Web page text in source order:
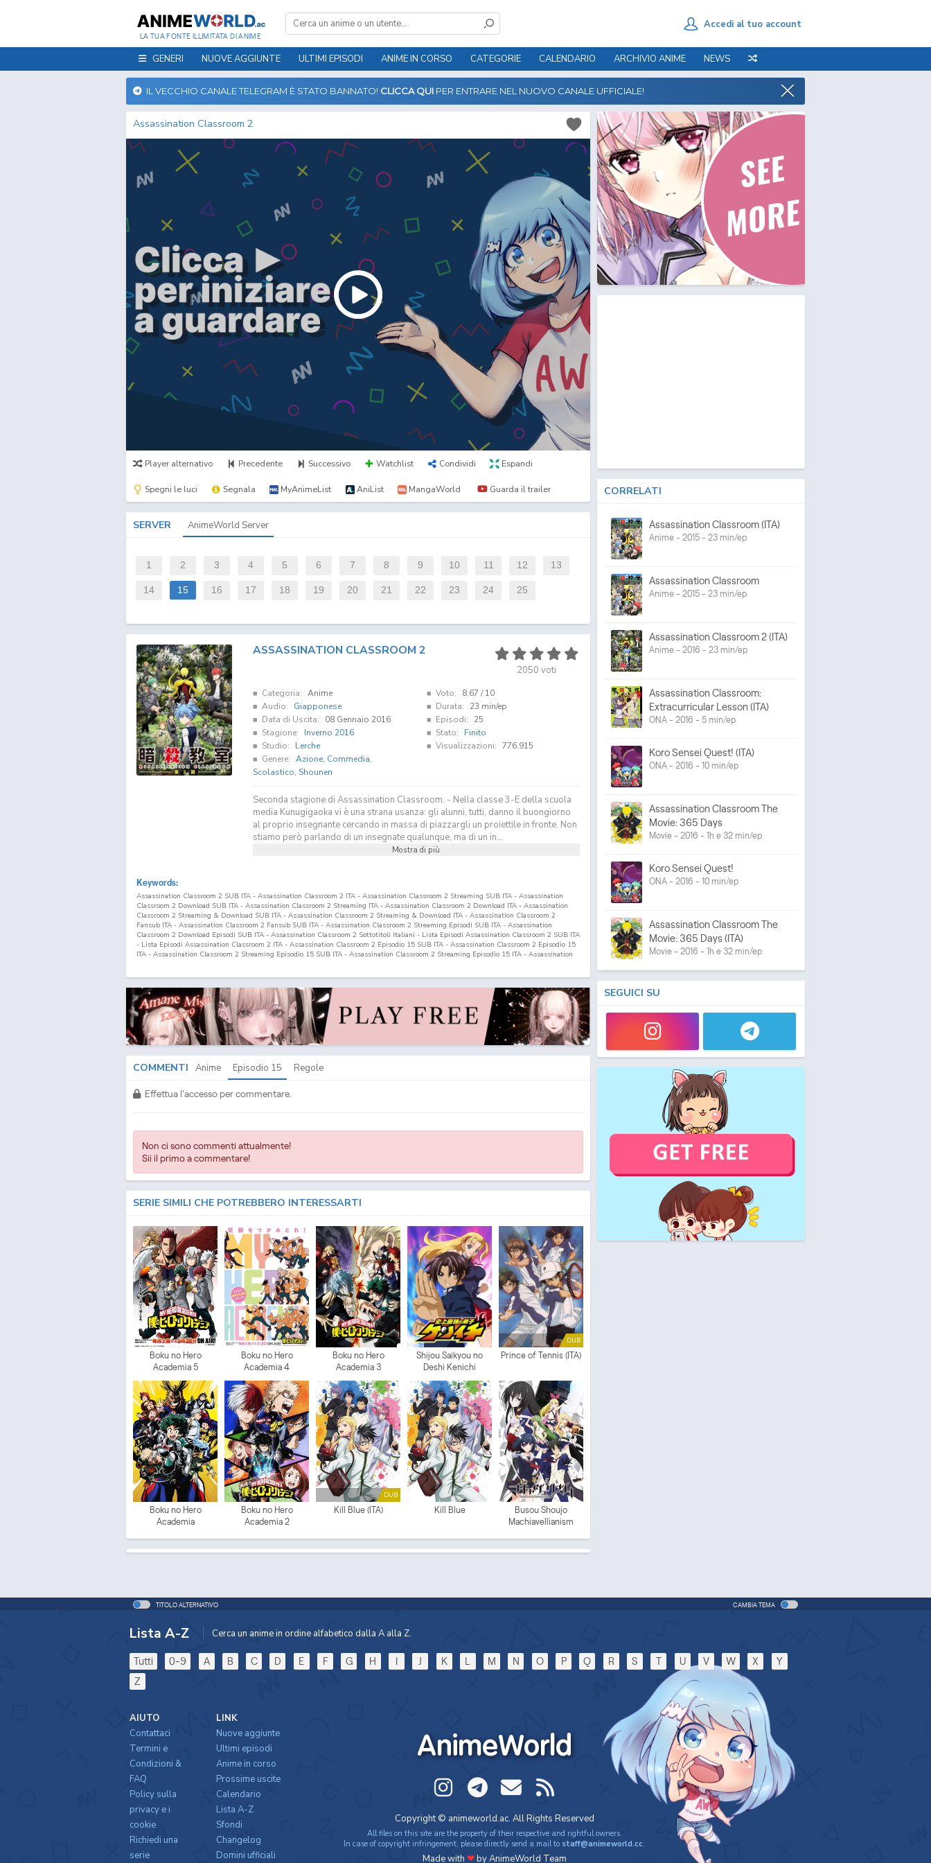
LA TUA FONTE ILLIMITATA DI ANIME
Accedi al tuo account
GENERI NUOVE AGGIUNTE ULTIMI EPISODI ANIME IN CORSO CATEGORIE CALENDARIO ARCHIVIO ANIME NEWS
IL VECCHIO CANALE TELEGRAM È STATO BANNATO! CLICCA QUI PER ENTRARE NEL NUOVO CANALE UFFICIALE!
Assassination Classroom 2
Player alternativo Precedente Successivo Watchlist Condividi Espandi
Spegni le luci Segnala MyAnimeList AniList MangaWorld Guarda il trailer
SERVER AnimeWorld Server
1 2 3 4 5 6 7 8 9 10 11 12 13
14 15 16 17 18 19 20 21 22 23 24 25
ASSASSINATION CLASSROOM 2
2050 voti
Categoria: Anime
Audio:
Giapponese
Data di Uscita:
08 Gennaio 2016
Stagione:
Inverno 2016
Studio:
Lerche
Genere: Azione, Commedia,
Scolastico, Shounen
Voto: 8.67 / 10
Durata:
23 min/ep
Episodi:
25
Stato:
Finito
Visualizzazioni: 776.915
Seconda stagione di Assassination Classroom. - Nella classe 3-E della scuola
media Kunugigaoka vi è una strana usanza: gli alunni, tutti, danno il buongiorno
al proprio insegnante cercando in massa di piazzargli un proiettile in fronte. Non
stiamo però parlando di un insegnate qualunque, ma di un in...
Mostra di più
Keywords:
Assassination Classroom 2 SUB ITA - Assassination Classroom 2 ITA - Assassination Classroom 2 Streaming SUB ITA - Assassination
Classroom 2 Download SUB ITA - Assassination Classroom 2 Streaming ITA - Assassination Classroom 2 Download ITA - Assassination
Classroom 2 Streaming & Download SUB ITA - Assassination Classroom 2 Streaming & Download ITA - Assassination Classroom 2
Fansub ITA - Assassination Classroom 2 Fansub SUB ITA - Assassination Classroom 2 Streaming Episodi SUB ITA - Assassination
Classroom 2 Download Episodi SUB ITA - Assassination Classroom 2 Sottotitoli Italiani - Lista Episodi Assassination Classroom 2 SUB ITA
- Lista Episodi Assassination Classroom 2 ITA - Assassination Classroom 2 Episodio 15 SUB ITA - Assassination Classroom 2 Episodio 15
ITA - Assassination Classroom 2 Streaming Episodio 15 SUB ITA - Assassination Classroom 2 Streaming Episodio 15 ITA - Assassination
2nd Season Streaming & Download SUB ITA - Ansatsu Kyoushitsu 2nd Season Streaming & Download ITA - Ansatsu Kyoushitsu 2nd
Season Fansub ITA - Ansatsu Kyoushitsu 2nd Season Fansub SUB ITA - Ansatsu Kyoushitsu 2nd Season Streaming Episodi SUB ITA -
Ansatsu Kyoushitsu 2nd Season Download Episodi SUB ITA - Ansatsu Kyoushitsu 2nd Season Sottotitoli Italiani - Lista Episodi Ansatsu
Kyoushitsu 2nd Season SUB ITA - Lista Episodi Ansatsu Kyoushitsu 2nd Season ITA - Ansatsu Kyoushitsu 2nd Season Episodio15SUB
ITA - Ansatsu Kyoushitsu 2nd Season Episodio15ITA - Ansatsu Kyoushitsu 2nd Season Streaming Episodio 15
SUB ITA - Ansatsu
Kyoushitsu 2nd Season Streaming Episodio15ITA - Ansatsu Kyoushitsu 2nd Season Download Episodio
SUB ITA - Ansatsu Kyoushitsu
COMMENTI Anime Episodio 15 Regole
Effettua l'accesso per commentare.
Non ci sono commenti attualmente!
Sii il primo a commentare!
SERIE SIMILI CHE POTREBBERO INTERESSARTI
Boku no Hero
Academia 5
Boku no Hero
Academia 4
Boku no Hero
Academia 3
Shijou Saikyou no
Deshi Kenichi
DUB
Prince of Tennis (ITA)
Boku no Hero
Academia
Boku no Hero
Academia 2
DUB
Kill Blue (ITA) Kill Blue
Busou Shoujo
Machiavellianism
CORRELATI
Assassination Classroom (ITA)
Anime - 2015 - 23 min/ep
Assassination Classroom
Anime - 2015 - 23 min/ep
Assassination Classroom 2 (ITA)
Anime - 2016 - 23 min/ep
Assassination Classroom:
Extracurricular Lesson (ITA)
ONA - 2016 - 5 min/ep
Koro Sensei Quest! (ITA)
ONA - 2016 - 10 min/ep
Assassination Classroom The
Movie: 365 Days
Movie - 2016 - 1h e 32 min/ep
Koro Sensei Quest!
ONA - 2016 - 10 min/ep
Assassination Classroom The
Movie: 365 Days (ITA)
Movie - 2016 - 1h e 32 min/ep
SEGUICI SU
TITOLO ALTERNATIVO CAMBIA TEMA
Lista A-Z Cerca un anime in ordine alfabetico dalla A alla Z.
Tutti 0-9 A B C D E F G H I J K L M N O P Q R S T U V W X
Y
Z
AnimeWorld
Copyright © animeworld.ac. All Rights Reserved
All files on this site are the property of their respective and rightful owners.
In case of copyright infringement, please directly send a mail to staff@animeworld.cc.
Made with ❤by AnimeWorld Team
AIUTO
Contattaci
Termini e
Condizioni &
FAQ
Policy sulla
privacy e i
cookie
Richiedi una
serie
LINK
Nuove aggiunte
Ultimi episodi
Anime in corso
Prossime uscite
Calendario
Lista A-Z
Sfondi
Changelog
Domini ufficiali